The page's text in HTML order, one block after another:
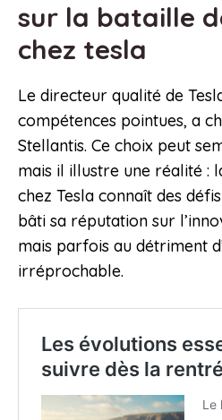
sur la bataille
chez tesla
Le directeur qualité de
compétences pointues, a
Stellantis. Ce choix peut
mais il illustre une réalité :
chez Tesla connaît des
bâti sa réputation sur
mais parfois au détriment
irréprochable.